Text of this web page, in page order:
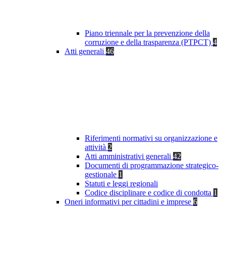
Piano triennale per la prevenzione della
corruzione e della trasparenza (PTPCT) 4
Atti generali 46
Riferimenti normativi su organizzazione e
attività 2
Atti amministrativi generali 42
Documenti di programmazione strategico-
gestionale 1
Statuti e leggi regionali
Codice disciplinare e codice di condotta 1
Oneri informativi per cittadini e imprese 6